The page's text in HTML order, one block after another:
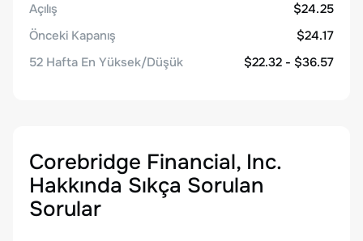
Açılış
$24.25
Önceki Kapanış
$24.17
52 Hafta En Yüksek/Düşük
$22.32 - $36.57
Corebridge Financial, Inc.
Hakkında Sıkça Sorulan
Sorular